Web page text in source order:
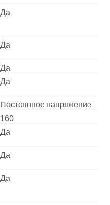
Да
Да
Да
Да
Постоянное напряжение
160
Да
Да
Да